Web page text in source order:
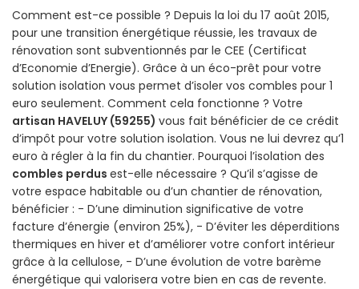
Comment est-ce possible ? Depuis la loi du 17 août 2015,
pour une transition énergétique réussie, les travaux de
rénovation sont subventionnés par le CEE (Certificat
d’Economie d’Energie). Grâce à un éco-prêt pour votre
solution isolation vous permet d’isoler vos combles pour 1
euro seulement. Comment cela fonctionne ? Votre
artisan HAVELUY (59255) vous fait bénéficier de ce crédit
d’impôt pour votre solution isolation. Vous ne lui devrez qu’1
euro à régler à la fin du chantier. Pourquoi l’isolation des
combles perdus est-elle nécessaire ? Qu’il s’agisse de
votre espace habitable ou d’un chantier de rénovation,
bénéficier : - D’une diminution significative de votre
facture d’énergie (environ 25%), - D’éviter les déperditions
thermiques en hiver et d’améliorer votre confort intérieur
grâce à la cellulose, - D’une évolution de votre barème
énergétique qui valorisera votre bien en cas de revente.